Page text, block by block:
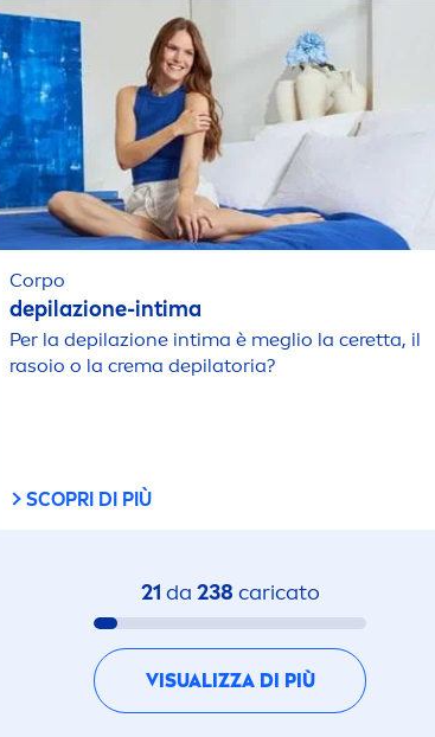
Corpo
depilazione-intima
Per la depilazione intima è meglio la ceretta, il
rasoio o la crema depilatoria?
SCOPRI DI PIÙ
21 da 238 caricato
VISUALIZZA DI PIÙ